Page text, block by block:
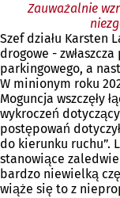
Zauważalnie
Szef działu Karsten
drogowe -
parkingowego, a
W minionym roku
Moguncja wszczęły
wykroczeń
postępowań
do kierunku ruchu”.
stanowiące
bardzo niewielką
wiąże się to z